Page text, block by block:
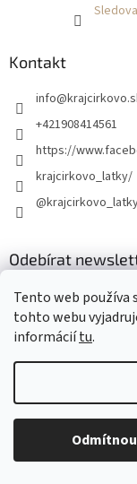
Tento web používa
tohto webu
informáciítu.
Kontakt
info@
+421908414561
https://
krajcirkovo_latky/
Odebírat
Vložte svůj e-mail a
produktech na našem
Vložením e-mailu